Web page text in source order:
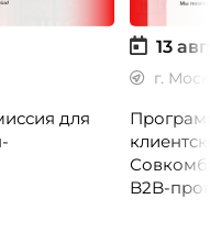
для
13
г.
B2B-